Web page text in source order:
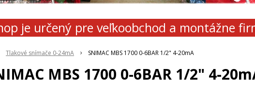
je určený pre veľkoobchod a montážne
Tlakové snímače 0-24mA SNIMAC MBS 1700 0-6BAR 1/2" 4-20mA
MBS 1700 0-6BAR 1/2" 4-